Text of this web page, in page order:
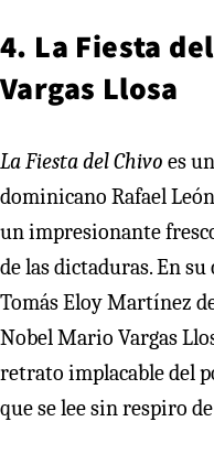
4. La Fiesta
Vargas Llosa
La Fiesta del Chivo es
dominicano Rafael
un impresionante
de las dictaduras. En
Tomás Eloy Martínez
Nobel Mario Vargas
retrato implacable del
que se lee sin respiro